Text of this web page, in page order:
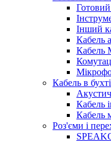
Інший
Кабель
Кабель
Кабель в
Кабель
Кабель
Роз'єми і